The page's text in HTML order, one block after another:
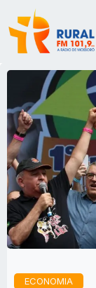
ECONOMIA